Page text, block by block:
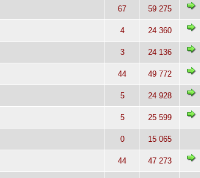
67 59 275
4 24 360
3 24 136
44 49 772
5 24 928
5 25 599
0 15 065
44 47 273